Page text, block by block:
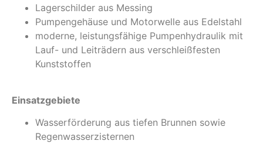
Lagerschilder aus Messing
Pumpengehäuse und Motorwelle aus Edelstahl
moderne, leistungsfähige Pumpenhydraulik mit
Lauf- und Leiträdern aus verschleißfesten
Kunststoffen
Einsatzgebiete
Wasserförderung aus tiefen Brunnen sowie
Regenwasserzisternen